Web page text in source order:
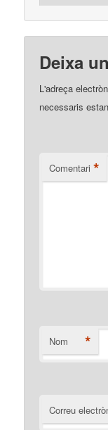
Deixa
L'adreça
necessaris
Comentari *
Nom *
Correu